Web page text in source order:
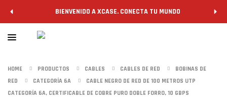
BIENVENIDO A XCASE. CONECTA TU MUNDO
HOME PRODUCTOS CABLES CABLES DE RED
BOBINAS DE
RED
CATEGORÍA 6A
CABLE NEGRO DE RED DE 100 METROS UTP
CATEGORÍA 6A, CERTIFICABLE DE COBRE PURO DOBLE FORRO, 10 GBPS